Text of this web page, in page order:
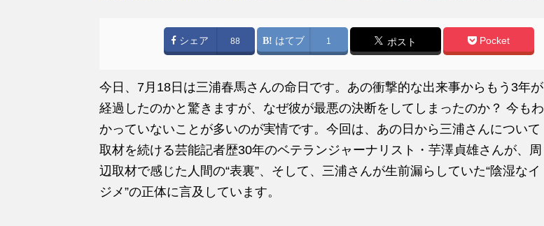
シェア 88 はてブ 1 ポスト Pocket
今日、7月18日は三浦春馬さんの命日です。あの衝撃的な出来事からもう3年が
経過したのかと驚きますが、なぜ彼が最悪の決断をしてしまったのか？ 今もわ
かっていないことが多いのが実情です。今回は、あの日から三浦さんについて
取材を続ける芸能記者歴30年のベテランジャーナリスト・芋澤貞雄さんが、周
辺取材で感じた人間の“表裏”、そして、三浦さんが生前漏らしていた“陰湿なイ
ジメ”の正体に言及しています。